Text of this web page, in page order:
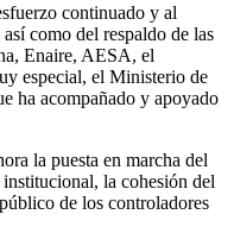
continuado y al
como del respaldo de las
Enaire, AESA, el
especial, el Ministerio de
ha acompañado y apoyado
la puesta en marcha del
la cohesión del
de los controladores